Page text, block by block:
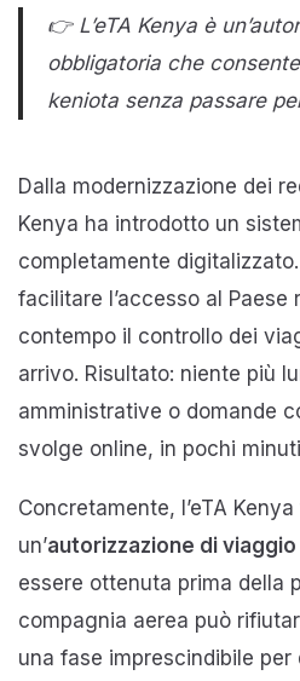
👉 L’eTA Kenya è
obbligatoria che
keniota senza passare
Dalla modernizzazione dei
Kenya ha introdotto un
completamente
facilitare l’accesso al Paese
contempo il controllo dei
arrivo. Risultato: niente più
amministrative o domande
svolge online, in pochi
Concretamente, l’eTA
un’autorizzazione di
essere ottenuta prima della
compagnia aerea può
una fase imprescindibile